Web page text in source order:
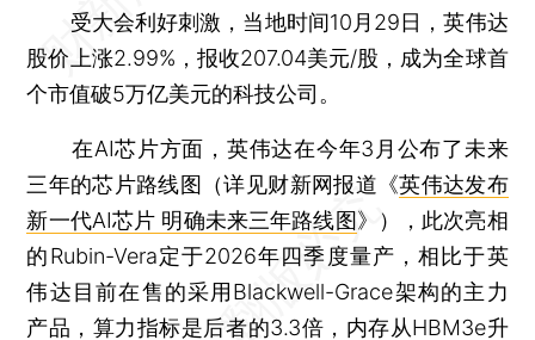
受大会利好刺激，当地时间10月29日，英伟达
股价上涨2.99%，报收207.04美元/股，成为全球首
个市值破5万亿美元的科技公司。
在AI芯片方面，英伟达在今年3月公布了未来
三年的芯片路线图（详见财新网报道《英伟达发布
新一代AI芯片 明确未来三年路线图》），此次亮相
的Rubin-Vera定于2026年四季度量产，相比于英
伟达目前在售的采用Blackwell-Grace架构的主力
产品，算力指标是后者的3.3倍，内存从HBM3e升